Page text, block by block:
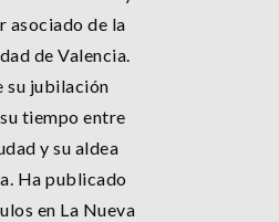
asociado de la
de Valencia.
su jubilación
tiempo entre
y su aldea
Ha publicado
en La Nueva